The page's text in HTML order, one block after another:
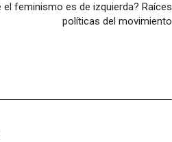
el feminismo es de izquierda? Raíces
políticas del movimiento